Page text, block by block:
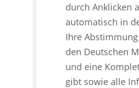
durch Anklicken
automatisch in
Ihre
den Deutschen
und eine
gibt sowie alle